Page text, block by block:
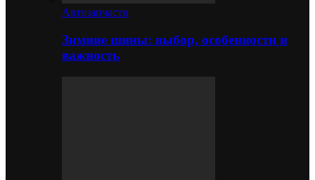
Автозапчасти
Зимние шины: выбор, особенности и
важность